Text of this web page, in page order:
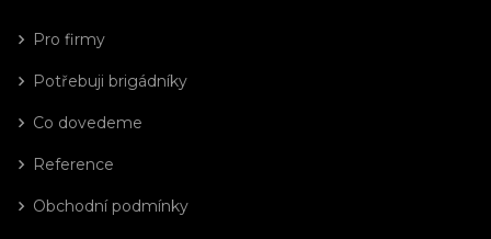
Pro firmy
Potřebuji brigádníky
Co dovedeme
Reference
Obchodní podmínky